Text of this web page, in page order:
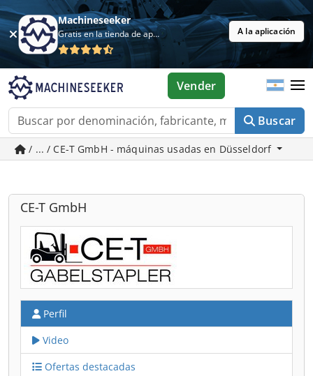
Machineseeker
Gratis en la tienda de aplicaciones A la aplicación
Buscar
Vender
/ ... / CE-T GmbH - máquinas usadas en Düsseldorf
CE-T GmbH
Perfil
Video
Ofertas destacadas